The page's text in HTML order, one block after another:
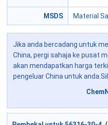
MSDS Material
Jika anda bercadang untuk
China, pergi sahaja ke pusat
akan mendapatkan harga
pengeluar China untuk